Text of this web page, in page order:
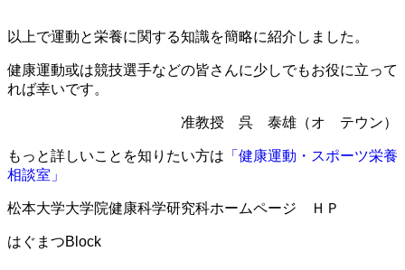
以上で運動と栄養に関する知識を簡略に紹介しました。
健康運動或は競技選手などの皆さんに少しでもお役に立って
れば幸いです。
准教授 呉 泰雄（オ テウン）
もっと詳しいことを知りたい方は 「健康運動・スポーツ栄養
相談室」
松本大学大学院健康科学研究科ホームページ ＨＰ
はぐまつBlock